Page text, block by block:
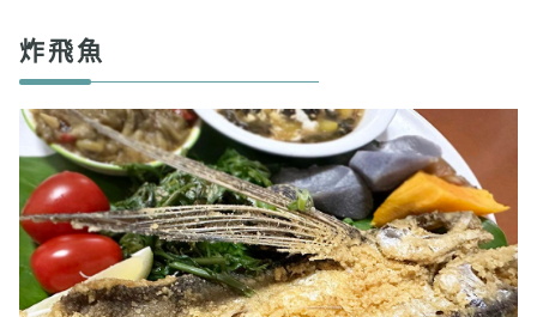
炸飛魚